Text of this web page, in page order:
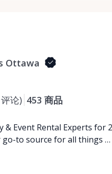
Ottawa
评论) 453 商品
& Event Rental Experts for
go-to source for all things …